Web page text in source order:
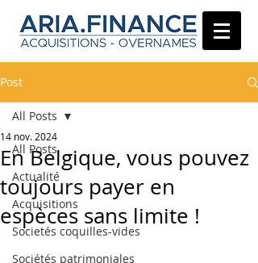
Post
All Posts
Actualité
Acquisitions
Societés coquilles-vides
Sociétés patrimoniales
All Posts
En Belgique, vous pouvez
toujours payer en
espèces sans limite !
14 nov. 2024